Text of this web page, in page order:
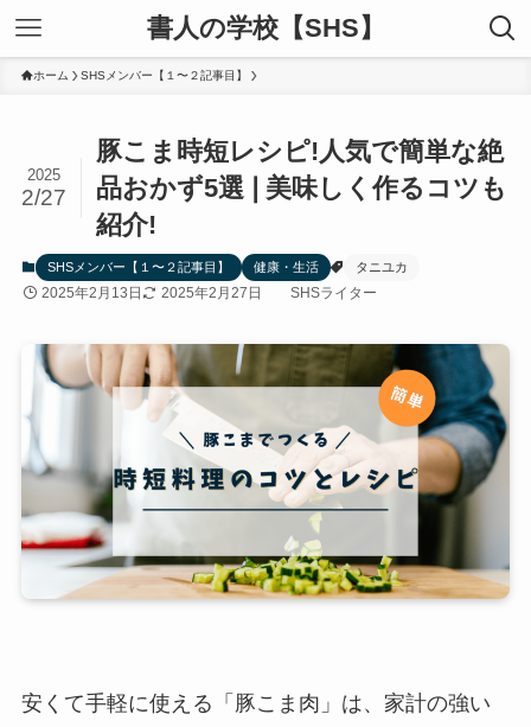
書人の学校【SHS】
ホーム SHSメンバー【１〜２記事目】
豚こま時短レシピ!人気で簡単な絶
品おかず5選❘美味しく作るコツも
紹介!
2025
2/27
SHSメンバー【１〜２記事目】 健康・生活 タニユカ
2025年2月13日 2025年2月27日 SHSライター
安くて手軽に使える「豚こま肉」は、家計の強い